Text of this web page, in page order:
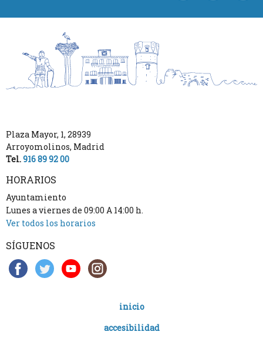
Plaza Mayor, 1, 28939
Arroyomolinos, Madrid
Tel.916 89 92 00
HORARIOS
Ayuntamiento
Lunes a viernes de 09:00 A 14:00 h.
Ver todos los horarios
SÍGUENOS
inicio
accesibilidad